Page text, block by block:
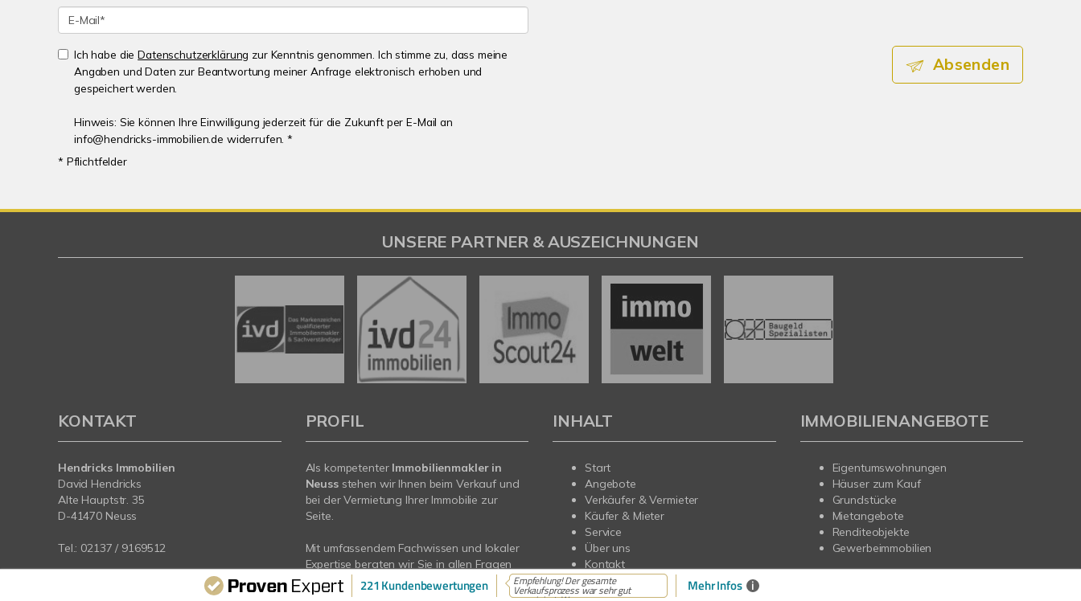
Ich habe dieDatenschutzerklärung zur Kenntnis genommen. Ich stimme zu, dass meine
Angaben und Daten zur Beantwortung meiner Anfrage elektronisch erhoben und
gespeichert werden.
Hinweis: Sie können Ihre Einwilligung jederzeit für die Zukunft per E-Mail an
info@hendricks-immobilien.de widerrufen. *
* Pflichtfelder
Absenden
221 Kundenbewertungen Empfehlung! Der gesamte
Verkaufsprozess war sehr gut Mehr Infos i
UNSERE PARTNER & AUSZEICHNUNGEN
KONTAKT
Hendricks Immobilien
David Hendricks
Alte Hauptstr. 35
D-41470 Neuss
Tel.: 02137 / 9169512
info@hendricks-immobilien.de
www.hendricks-immobilien.de
PROFIL
Als kompetenter Immobilienmakler in
Neussstehen wir Ihnen beim Verkauf und
bei der Vermietung Ihrer Immobilie zur
Seite.
Mit umfassendem Fachwissen und lokaler
Expertise beraten wir Sie in allen Fragen
rund um Ihr Haus oder Ihre Wohnung in
Neuss. Sprechen Sie uns an - wir sind für
INHALT
Start
Angebote
Verkäufer & Vermieter
Käufer & Mieter
Service
Über uns
Kontakt
IMMOBILIENANGEBOTE
Eigentumswohnungen
Häuser zum Kauf
Grundstücke
Mietangebote
Renditeobjekte
Gewerbeimmobilien